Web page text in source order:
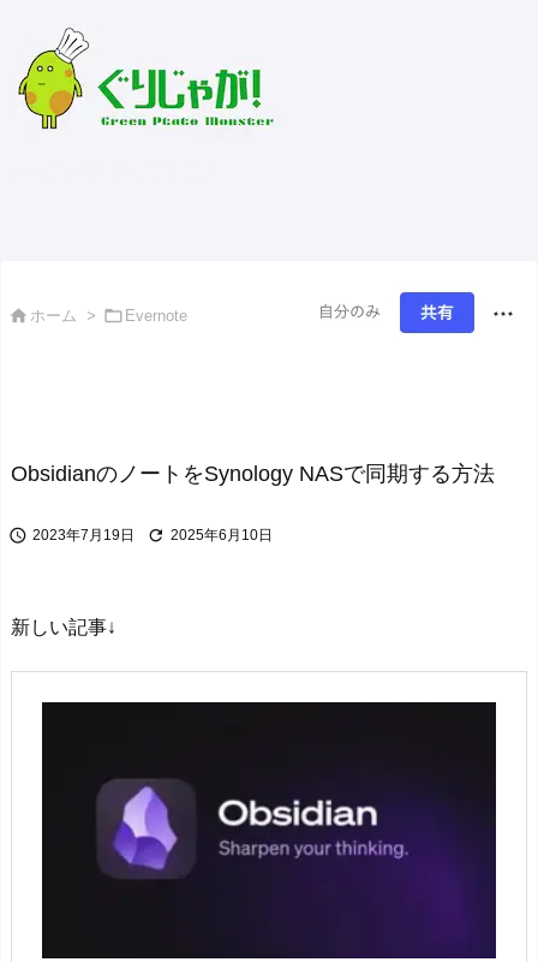
 ホーム >  Evernote
ObsidianのノートをSynology NASで同期する方法
 2023年7月19日  2025年6月10日
新しい記事↓